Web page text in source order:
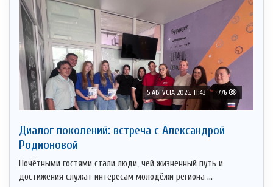
5 АВГУСТА 2026, 11:43 776
Диалог поколений: встреча с Александрой
Родионовой
Почётными гостями стали люди, чей жизненный путь и
достижения служат интересам молодёжи региона ...